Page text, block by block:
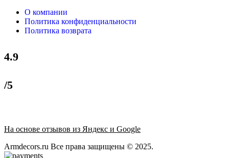
О компании
Политика конфиденциальности
Политика возврата
4.9
/5
На основе отзывов из Яндекс и Google
Armdecors.ru Все права защищены © 2025. ​